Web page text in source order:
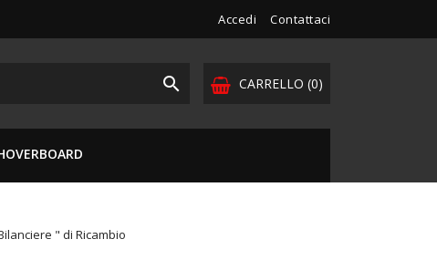
Accedi Contattaci
CARRELLO (0)

" di Ricambio